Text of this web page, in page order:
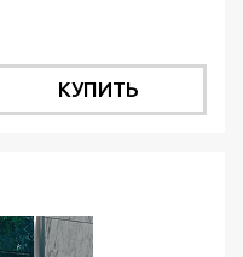
КУПИТЬ